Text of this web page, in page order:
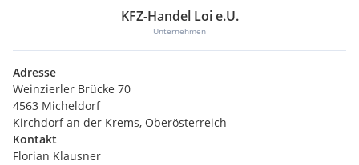
KFZ-Handel Loi e.U.
Unternehmen
Adresse
Weinzierler Brücke 70
4563 Micheldorf
Kirchdorf an der Krems, Oberösterreich
Kontakt
Florian Klausner